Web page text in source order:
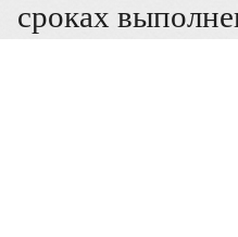
сроках